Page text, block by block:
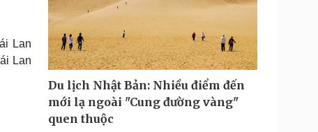
Thông tin doanh nghiệp
Doanh nghiệp 24h
Doanh nhân
Vì cộng đồng
Tin Công nghệ
Trải nghiệm
Chuyển đổi số
Podcast
Câu chuyện thời sự
Lan
Lan
Du lịch Nhật Bản: Nhiều điểm đến
mới lạ ngoài "Cung đường vàng"
quen thuộc